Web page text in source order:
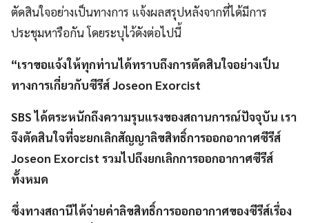
ตัดสินใจอย่างเป็นทางการ แจ้งผลสรุปหลังจากที่ได้มีการ
ประชุมหารือกัน โดยระบุไว้ดังต่อไปนี้
“เราขอแจ้งให้ทุกท่านได้ทราบถึงการตัดสินใจอย่างเป็น
ทางการเกี่ยวกับซีรีส์ Joseon Exorcist
SBS ได้ตระหนักถึงความรุนแรงของสถานการณ์ปัจจุบัน เรา
จึงตัดสินใจที่จะยกเลิกสัญญาลิขสิทธิ์การออกอากาศซีรีส์
Joseon Exorcist รวมไปถึงยกเลิกการออกอากาศซีรีส์
ทั้งหมด
ซึ่งทางสถานีได้จ่ายค่าลิขสิทธิ์การออกอากาศของซีรีส์เรื่อง